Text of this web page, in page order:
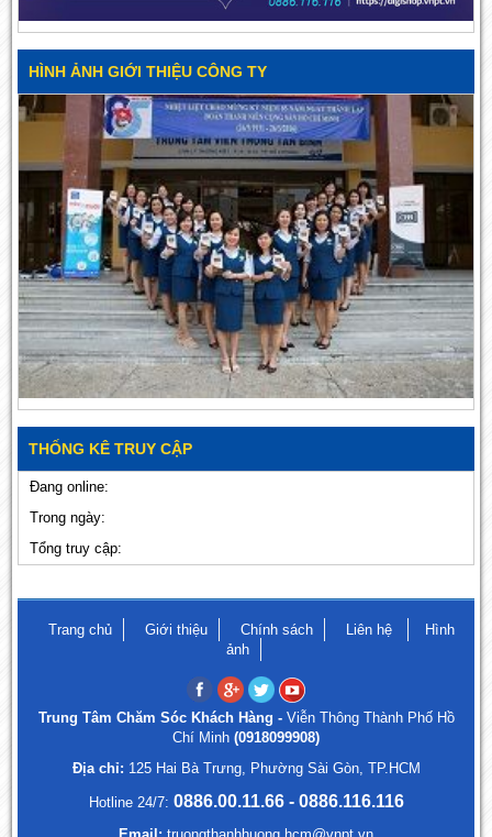
HÌNH ẢNH GIỚI THIỆU CÔNG TY
THỐNG KÊ TRUY CẬP
Đang online:
Trong ngày:
Tổng truy cập:
Trang chủ Giới thiệu Chính sách Liên hệ
Hình
ảnh
Trung Tâm Chăm Sóc Khách Hàng - Viễn Thông Thành Phố Hồ
Chí Minh (0918099908)
Địa chỉ: 125 Hai Bà Trưng, Phường Sài Gòn, TP.HCM
Hotline 24/7: 0886.00.11.66 - 0886.116.116